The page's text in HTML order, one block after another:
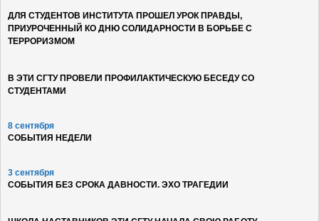
ДЛЯ СТУДЕНТОВ ИНСТИТУТА ПРОШЕЛ УРОК ПРАВДЫ,
ПРИУРОЧЕННЫЙ КО ДНЮ СОЛИДАРНОСТИ В БОРЬБЕ С
ТЕРРОРИЗМОМ
В ЭТИ СГТУ ПРОВЕЛИ ПРОФИЛАКТИЧЕСКУЮ БЕСЕДУ СО
СТУДЕНТАМИ
8 сентября
СОБЫТИЯ НЕДЕЛИ
3 сентября
СОБЫТИЯ БЕЗ СРОКА ДАВНОСТИ. ЭХО ТРАГЕДИИ